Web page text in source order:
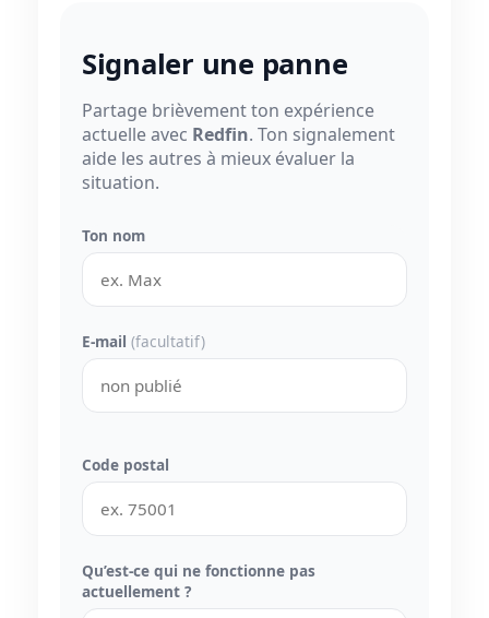
Signaler une panne
Partage brièvement ton expérience
actuelle avec Redfin. Ton signalement
aide les autres à mieux évaluer la
situation.
Ton nom
E-mail (facultatif)
Code postal
Qu’est-ce qui ne fonctionne pas
actuellement ?